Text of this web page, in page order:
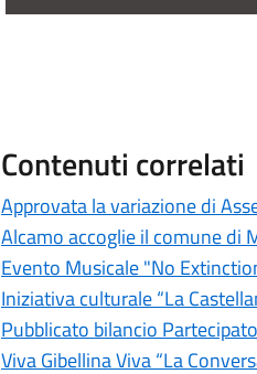
Contenuti correlati
Approvata la variazione di
Alcamo accoglie il comune di
Evento Musicale "No
Iniziativa culturale “La
Pubblicato bilancio
Viva Gibellina Viva “La